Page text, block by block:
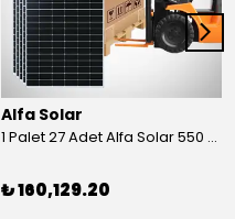
Alfa Solar
1 Palet 27 Adet Alfa Solar 550 Wp Half-Cut Güneş Paneli
₺ 160,129.20